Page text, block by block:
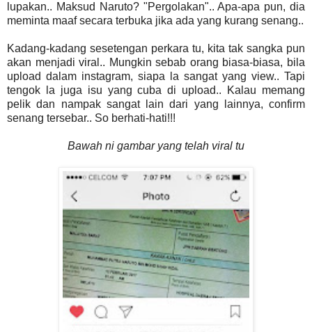
lupakan.. Maksud Naruto? "Pergolakan".. Apa-apa pun, dia
meminta maaf secara terbuka jika ada yang kurang senang..
Kadang-kadang sesetengan perkara tu, kita tak sangka pun
akan menjadi viral.. Mungkin sebab orang biasa-biasa, bila
upload dalam instagram, siapa la sangat yang view.. Tapi
tengok la juga isu yang cuba di upload.. Kalau memang
pelik dan nampak sangat lain dari yang lainnya, confirm
senang tersebar.. So berhati-hati!!!
Bawah ni gambar yang telah viral tu